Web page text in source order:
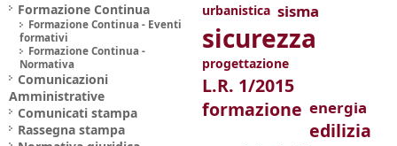
Formazione Continua
Formazione Continua - Eventi
formativi
Formazione Continua -
Normativa
Comunicazioni
Amministrative
Comunicati stampa
Rassegna stampa
urbanistica sisma
sicurezza
progettazione
L.R. 1/2015
formazione energia
edilizia